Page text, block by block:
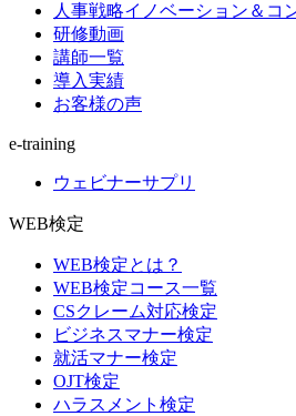
人事戦略イノベーション＆コ
研修動画
講師一覧
導入実績
お客様の声
e-training
ウェビナーサプリ
WEB検定
WEB検定とは？
WEB検定コース一覧
CSクレーム対応検定
ビジネスマナー検定
就活マナー検定
OJT検定
ハラスメント検定